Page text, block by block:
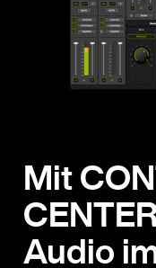
Mit
Audio